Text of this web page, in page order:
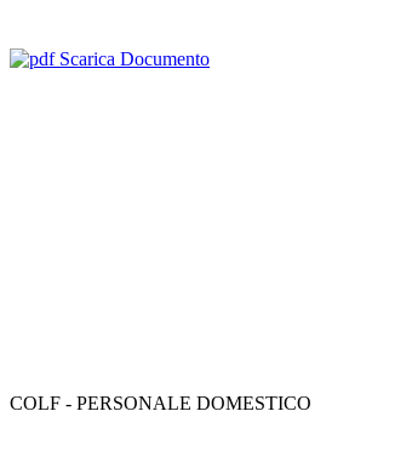
Scarica Documento
COLF - PERSONALE DOMESTICO